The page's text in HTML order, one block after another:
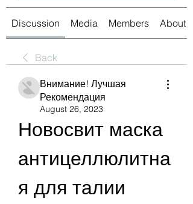
Discussion Media Members About
Back
Внимание! Лучшая
Рекомендация
August 26, 2023
Новосвит маска
антицеллюлитна
я для талии